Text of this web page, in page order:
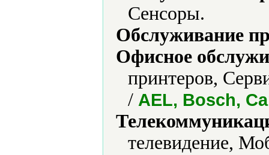
Сенсоры.
Обслуживание
Офисное
принтеров,
/ AEL, Bosch,
телевидение,